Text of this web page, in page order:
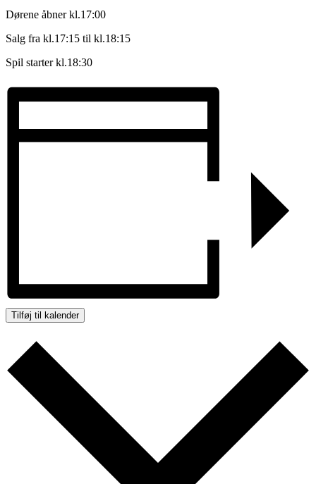
Dørene åbner kl.17:00
Salg fra kl.17:15 til kl.18:15
Spil starter kl.18:30
Tilføj til kalender